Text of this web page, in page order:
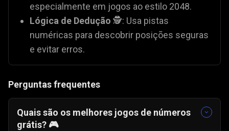
especialmente em jogos ao estilo 2048.
Lógica de Dedução 🕵️: Usa pistas
numéricas para descobrir posições seguras
e evitar erros.
Perguntas frequentes
Quais são os melhores jogos de números
grátis? 🎮